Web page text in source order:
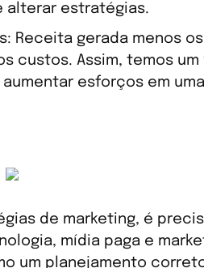
alterar estratégias.
Receita gerada menos
custos. Assim, temos um
esforços em
de marketing, é
mídia paga e
um planejamento